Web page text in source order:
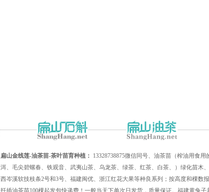
扁山金线莲-油茶苗-茶叶苗育种植： 13328738875微信同号、油茶苗（榨油用食
洱、毛尖碧螺春、铁观音、武夷山茶、乌龙茶、绿茶、红茶、白茶、）绿化苗
西岑溪软技枝条2号和3号、福建闽优、浙江红花大果等种良系列；按高度和棵数
扦插油茶苗100棵起发包快递费！一般当天下单次日发货，质量保证。福建黄兔